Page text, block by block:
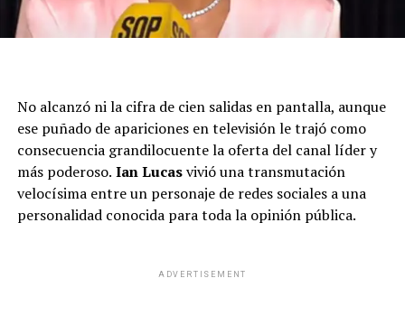
No alcanzó ni la cifra de cien salidas en pantalla, aunque
ese puñado de apariciones en televisión le trajó como
consecuencia grandilocuente la oferta del canal líder y
más poderoso. Ian Lucasvivió una transmutación
velocísima entre un personaje de redes sociales a una
personalidad conocida para toda la opinión pública.
ADVERTISEMENT